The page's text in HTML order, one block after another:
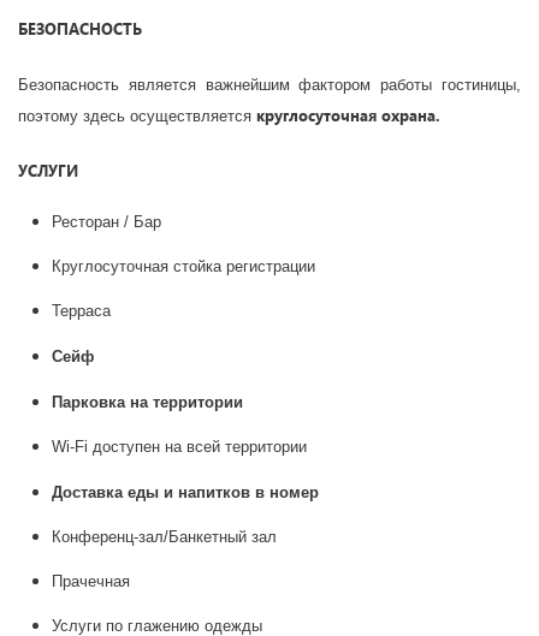
БЕЗОПАСНОСТЬ
Безопасность является важнейшим фактором работы гостиницы,
поэтому здесь осуществляется круглосуточная охрана.
УСЛУГИ
Ресторан / Бар
Круглосуточная стойка регистрации
Терраса
Сейф
Парковка на территории
Wi-Fi доступен на всей территории
Доставка еды и напитков в номер
Конференц-зал/Банкетный зал
Прачечная
Услуги по глажению одежды